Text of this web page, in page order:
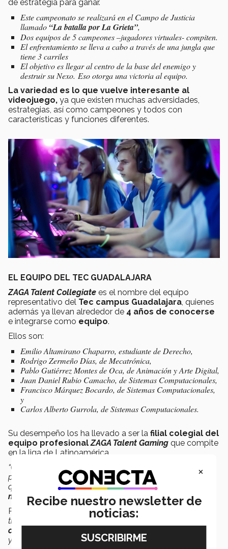
de estrategia para ganar.
Este campeonato se realizará en el Campo de Justicia
llamado “La batalla por La Grieta”,
Dos equipos de 5 campeones –jugadores virtuales- compiten.
El enfrentamiento se lleva a cabo a través de una jungla que
tiene 3 carriles
El objetivo es llegar al centro de la base del enemigo y
destruir su Nexo. Eso otorga una victoria al equipo.
La variedad es lo que vuelve interesante al
videojuego, ya que existen muchas adversidades,
estrategias, así como campeones y todos con
características y funciones diferentes.
EL EQUIPO DEL TEC GUADALAJARA
ZAGA Talent Collegiate es el nombre del equipo
representativo del Tec campus Guadalajara, quienes
además ya llevan alrededor de 4 años de conocerse
e integrarse como equipo.
Ellos son:
Emilio Altamirano Chaparro, estudiante de Derecho,
Rodrigo Zermeño Días, de Mecatrónica,
Pablo Gutiérrez Montes de Oca, de Animación y Arte Digital,
Juan Daniel Rubio Camacho, de Sistemas Computacionales,
Francisco Márquez Bocardo, de Sistemas Computacionales,
y
Carlos Alberto Gurrola, de Sistemas Computacionales.
Su desempeño los ha llevado a ser la filial colegial del
equipo profesionalZAGA Talent Gaming que compite
en la liga de Latinoamérica.
“Como representante de tu universidad te enorgullece,
porque te empiezan a conocer. Ya son 4 años que
quedamos dentro del top 5 o top 3.Competimos de
manera decente ”, compartió Rodrigo Zermeño.
Por su parte, Emilio Altamirano explicó
tienes que conocerlo mucho. Fue muchísima
conocimiento
y cambia campeones –jugadores virtuales”.
×
Recibe nuestro newsletter de
noticias: